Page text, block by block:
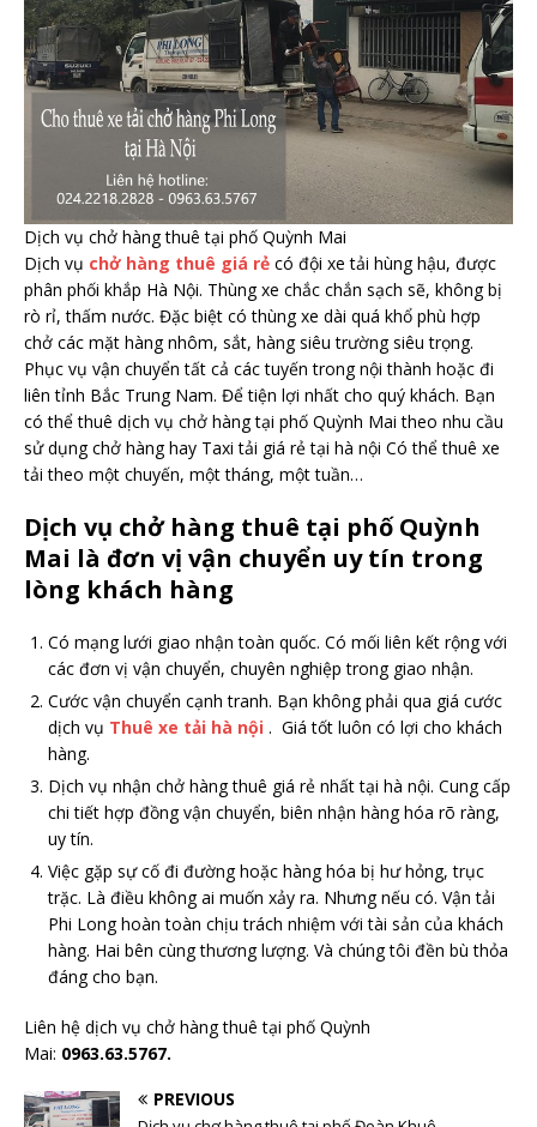
Dịch vụ chở hàng thuê tại phố Quỳnh Mai
Dịch vụ chở hàng thuê giá rẻ có đội xe tải hùng hậu, được
phân phối khắp Hà Nội. Thùng xe chắc chắn sạch sẽ, không bị
rò rỉ, thấm nước. Đặc biệt có thùng xe dài quá khổ phù hợp
chở các mặt hàng nhôm, sắt, hàng siêu trường siêu trọng.
Phục vụ vận chuyển tất cả các tuyến trong nội thành hoặc đi
liên tỉnh Bắc Trung Nam. Để tiện lợi nhất cho quý khách. Bạn
có thể thuê dịch vụ chở hàng tại phố Quỳnh Mai theo nhu cầu
sử dụng chở hàng hay Taxi tải giá rẻ tại hà nội Có thể thuê xe
tải theo một chuyến, một tháng, một tuần…
Dịch vụ chở hàng thuê tại phố Quỳnh
Mai là đơn vị vận chuyển uy tín trong
lòng khách hàng
Có mạng lưới giao nhận toàn quốc. Có mối liên kết rộng với
các đơn vị vận chuyển, chuyên nghiệp trong giao nhận.
Cước vận chuyển cạnh tranh. Bạn không phải qua giá cước
dịch vụ Thuê xe tải hà nội . Giá tốt luôn có lợi cho khách
hàng.
Dịch vụ nhận chở hàng thuê giá rẻ nhất tại hà nội. Cung cấp
chi tiết hợp đồng vận chuyển, biên nhận hàng hóa rõ ràng,
uy tín.
Việc gặp sự cố đi đường hoặc hàng hóa bị hư hỏng, trục
trặc. Là điều không ai muốn xảy ra. Nhưng nếu có. Vận tải
Phi Long hoàn toàn chịu trách nhiệm với tài sản của khách
hàng. Hai bên cùng thương lượng. Và chúng tôi đền bù thỏa
đáng cho bạn.
Liên hệ dịch vụ chở hàng thuê tại phố Quỳnh
Mai: 0963.63.5767.
PREVIOUS